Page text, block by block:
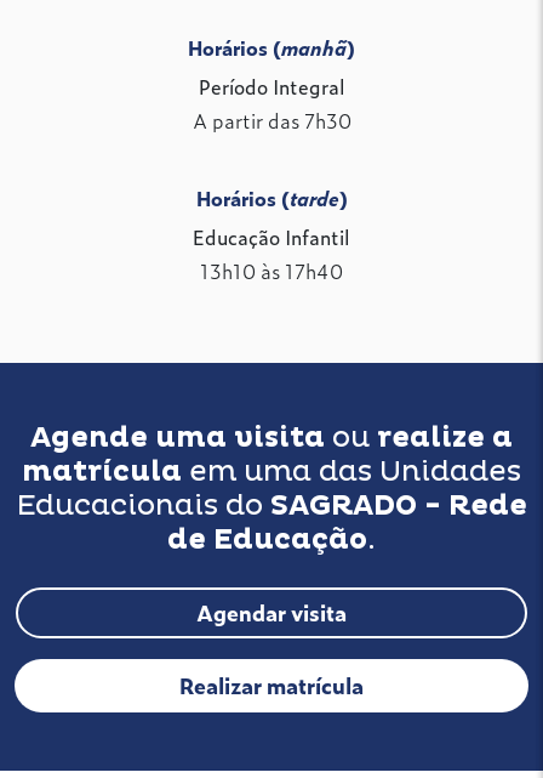
Horários (manhã)
Período Integral
A partir das 7h30
Horários (tarde)
Educação Infantil
13h10 às 17h40
Agende uma visita ou realize a
matrícula em uma das Unidades
Educacionais do SAGRADO - Rede
de Educação.
Agendar visita
Realizar matrícula